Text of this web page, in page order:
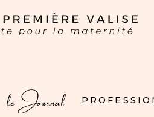
le Journal